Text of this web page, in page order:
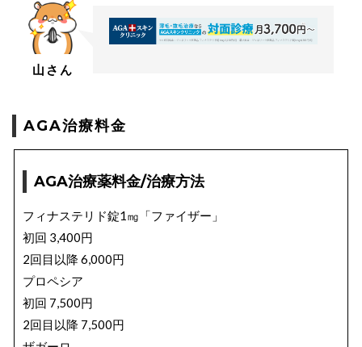
山さん
AGA治療料金
AGA治療薬料金/治療方法
フィナステリド錠1㎎「ファイザー」
初回 3,400円
2回目以降 6,000円
プロペシア
初回 7,500円
2回目以降 7,500円